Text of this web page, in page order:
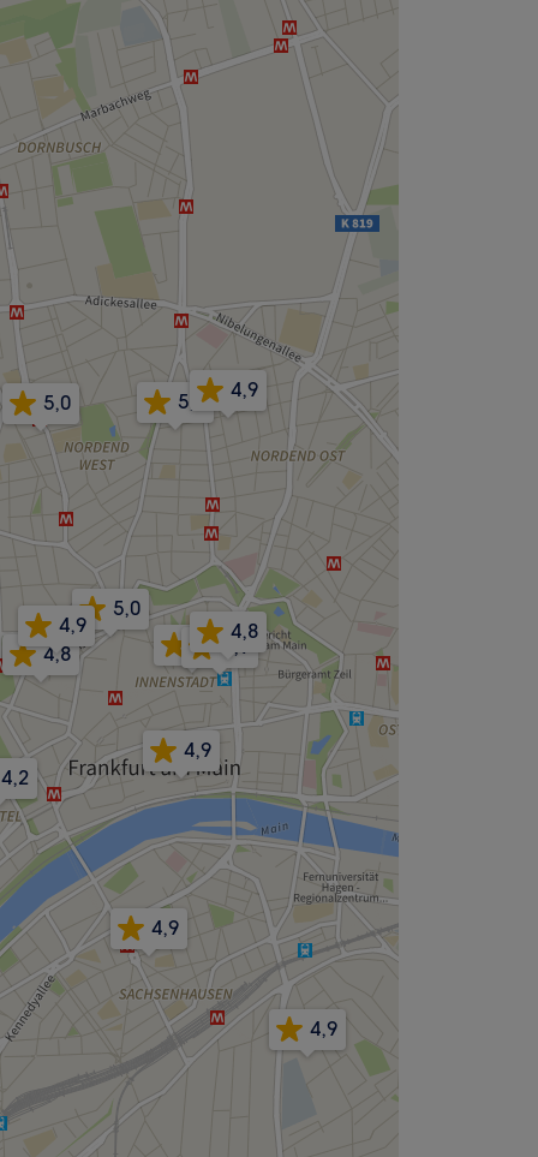
5,0
5,0
5,0
4,9
4,9
4,8 4,9
4,2
4,9
4,9
4,8
4,9
4,9